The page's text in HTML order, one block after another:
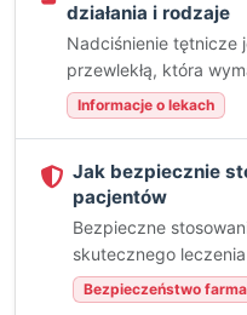
działania i rodzaje
Nadciśnienie tętnicze
przewlekłą, która
Informacje o lekach
Jak bezpiecznie
pacjentów
Bezpieczne
skutecznego
Bezpieczeństwo